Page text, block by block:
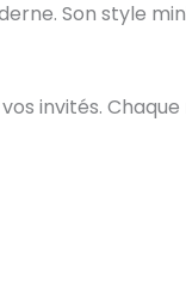
Son style
invités.